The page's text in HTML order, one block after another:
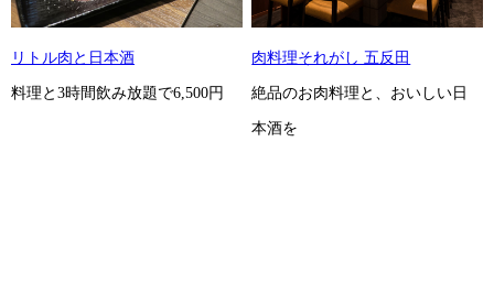
リトル肉と日本酒
料理と3時間飲み放題で6,500円
肉料理それがし 五反田
絶品のお肉料理と、おいしい日
本酒を